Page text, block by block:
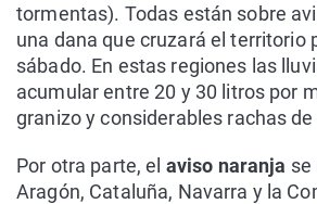
tormentas). Todas están sobre
una dana que cruzará el territorio
sábado. En estas regiones las
acumular entre 20 y 30 litros por
granizo y considerables rachas
Por otra parte, el aviso naranja se
Aragón, Cataluña, Navarra y la